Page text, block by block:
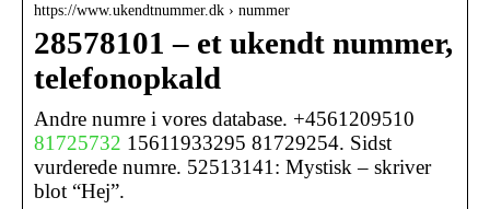
https://www.ukendtnummer.dk › nummer
28578101 – et ukendt nummer,
telefonopkald
Andre numre i vores database. +4561209510
81725732 15611933295 81729254. Sidst
vurderede numre. 52513141: Mystisk – skriver
blot “Hej”.